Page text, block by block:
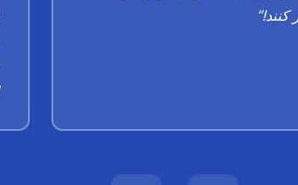
کنند!”